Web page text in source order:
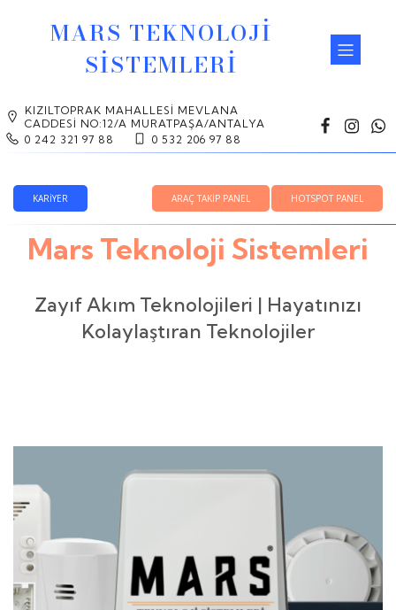
MARS TEKNOLOJİ
SİSTEMLERİ
KIZILTOPRAK MAHALLESI MEVLANA
CADDESI NO:12/A MURATPAŞA/ANTALYA
0 242 321 97 88
0 532 206 97 88
KARİYER ARAÇ TAKİP PANEL HOTSPOT PANEL
Mars Teknoloji Sistemleri
Zayıf Akım Teknolojileri | Hayatınızı
Kolaylaştıran Teknolojiler